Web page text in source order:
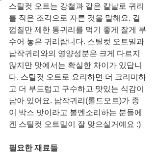
스틸컷 오트는 강철과 같은 칼날로 귀리
를 작은 조각으로 자른 것을 말해요. 겉
껍질만 제한 통귀리를 먹기 좋게 잘게 부
수어 놓은 귀리랍니다. 스틸컷 오트밀과
납작귀리와의 영양성분은 크게 다르지
않지만 맛에서는 확실한 차이가 있답니
다. 스틸컷 오트로 요리하면 더 크리미하
고 더 부드럽고 구수하고 맛있는 식감이
남아 있어요. 납작귀리(롤드오트)가 종
이 박스 맛이라고 볼멘소리하는 분들에
겐 스틸컷 오트밀이 잘 맞으실거예요 :)
필요한 재료들